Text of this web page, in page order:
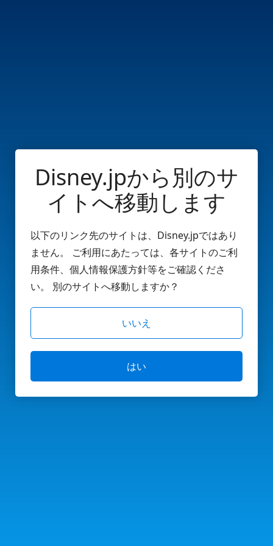
Disney.jpから別のサ
イトへ移動します
以下のリンク先のサイトは、Disney.jpではあり
ません。 ご利用にあたっては、各サイトのご利
用条件、個人情報保護方針等をご確認くださ
い。 別のサイトへ移動しますか？
いいえ
はい